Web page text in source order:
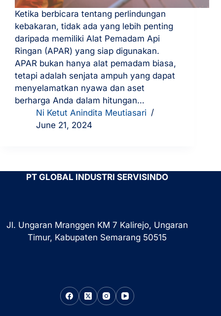
Ketika berbicara tentang perlindungan
kebakaran, tidak ada yang lebih penting
daripada memiliki Alat Pemadam Api
Ringan (APAR) yang siap digunakan.
APAR bukan hanya alat pemadam biasa,
tetapi adalah senjata ampuh yang dapat
menyelamatkan nyawa dan aset
berharga Anda dalam hitungan…
Ni Ketut Anindita Meutiasari
June 21, 2024
PT GLOBAL INDUSTRI SERVISINDO
Jl. Ungaran Mranggen KM 7 Kalirejo, Ungaran
Timur, Kabupaten Semarang 50515